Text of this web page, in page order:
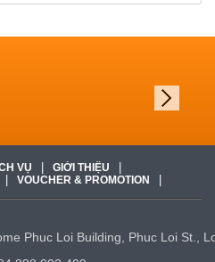
VỤ | GIỚI THIỆU |
| VOUCHER & PROMOTION |
Phuc Loi Building, Phuc Loi St.,